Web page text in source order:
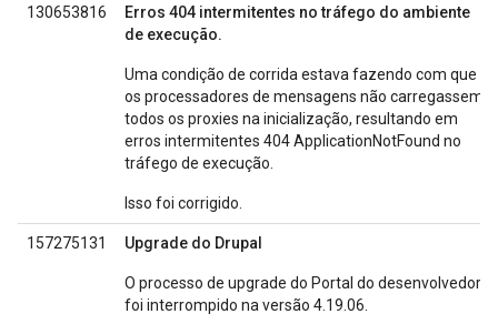
130653816
Erros 404 intermitentes no tráfego do ambiente
de execução.
Uma condição de corrida estava fazendo com que
os processadores de mensagens não carregassem
todos os proxies na inicialização, resultando em
erros intermitentes 404 ApplicationNotFound no
tráfego de execução.
Isso foi corrigido.
157275131 Upgrade do Drupal
O processo de upgrade do Portal do desenvolvedor
foi interrompido na versão 4.19.06.